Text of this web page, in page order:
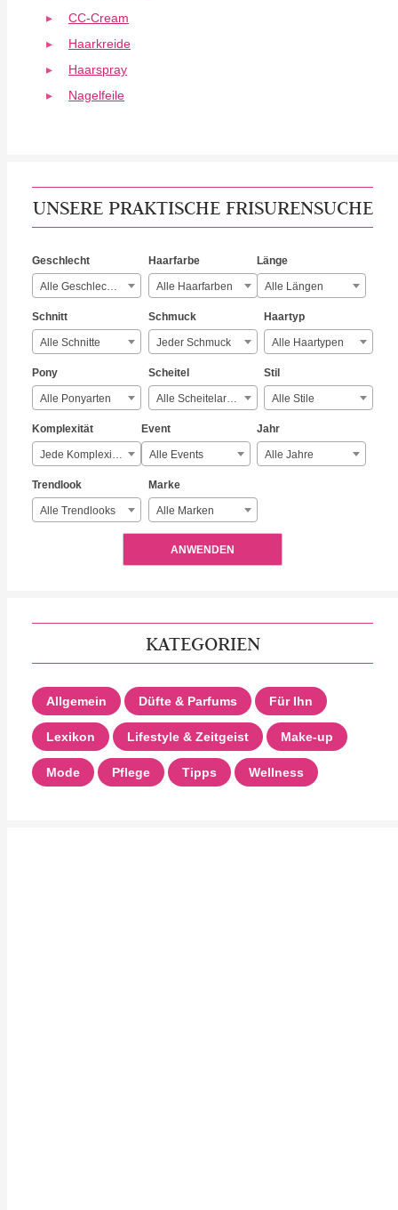
CC-Cream
Haarkreide
Haarspray
Nagelfeile
UNSERE PRAKTISCHE FRISURENSUCHE
Geschlecht
Alle Geschlechter
Haarfarbe
Alle Haarfarben
Länge
Alle Längen
Schnitt
Alle Schnitte
Schmuck
Jeder Schmuck
Haartyp
Alle Haartypen
Pony
Alle Ponyarten
Scheitel
Alle Scheitelarten
Stil
Alle Stile
Komplexität
Jede Komplexität
Event
Alle Events
Jahr
Alle Jahre
Trendlook
Alle Trendlooks
Marke
Alle Marken
ANWENDEN
KATEGORIEN
Allgemein Düfte & Parfums Für Ihn
Lexikon Lifestyle & Zeitgeist Make-up
Mode Pflege Tipps Wellness